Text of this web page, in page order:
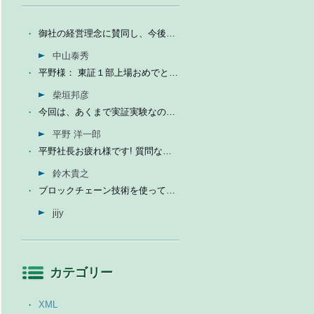
御社の経営理念に賛同し、今後の成長を期待して今日微量なが...
中山泰秀
平野様： 東証１部上場おめでとうございます。ひとえに平...
柴垣邦彦
今回は、あくまで実証実験なので、当社の売上に関しては未定...
平野 洋一郎
平野社長お疲れ様です! 質問なんですが、インフォテリアはソ...
鈴木貴之
ブロックチェーン技術を使って、現状それなりに触れる機会が...
jijy
カテゴリー
XML